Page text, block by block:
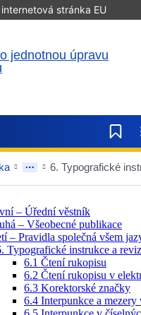
stránka EU
jednotnou úpravu